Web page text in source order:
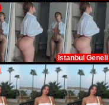
İstanbul Geneli